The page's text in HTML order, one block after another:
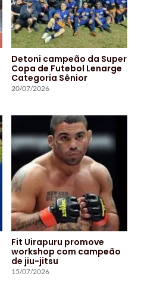
Detoni campeão da Super
Copa de Futebol Lenarge
Categoria Sênior
20/07/2026
Fit Uirapuru promove
workshop com campeão
de jiu-jitsu
15/07/2026